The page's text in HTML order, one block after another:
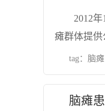
2012
瘫群体提
tag： 脑瘫
脑瘫